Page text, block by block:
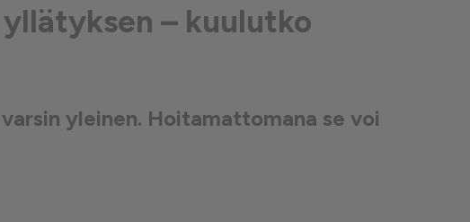
– kuulutko
yleinen. Hoitamattomana se voi
❮
❮